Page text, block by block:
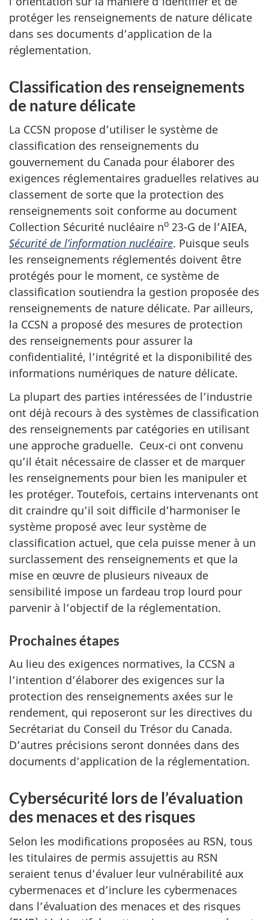
protéger les renseignements de nature délicate
dans ses documents d’application de la
réglementation.
Classification des renseignements
de nature délicate
La CCSN propose d’utiliser le système de
classification des renseignements du
gouvernement du Canada pour élaborer des
exigences réglementaires graduelles relatives au
classement de sorte que la protection des
renseignements soit conforme au document
Collection Sécurité nucléaire no 23-G de l’AIEA,
Sécurité de l’information nucléaire. Puisque seuls
les renseignements réglementés doivent être
protégés pour le moment, ce système de
classification soutiendra la gestion proposée des
renseignements de nature délicate. Par ailleurs,
la CCSN a proposé des mesures de protection
des renseignements pour assurer la
confidentialité, l’intégrité et la disponibilité des
informations numériques de nature délicate.
La plupart des parties intéressées de l’industrie
ont déjà recours à des systèmes de classification
des renseignements par catégories en utilisant
une approche graduelle. Ceux-ci ont convenu
qu’il était nécessaire de classer et de marquer
les renseignements pour bien les manipuler et
les protéger. Toutefois, certains intervenants ont
dit craindre qu’il soit difficile d’harmoniser le
système proposé avec leur système de
classification actuel, que cela puisse mener à un
surclassement des renseignements et que la
mise en œuvre de plusieurs niveaux de
sensibilité impose un fardeau trop lourd pour
parvenir à l’objectif de la réglementation.
Prochaines étapes
Au lieu des exigences normatives, la CCSN a
l’intention d’élaborer des exigences sur la
protection des renseignements axées sur le
rendement, qui reposeront sur les directives du
Secrétariat du Conseil du Trésor du Canada.
D’autres précisions seront données dans des
documents d’application de la réglementation.
Cybersécurité lors de l’évaluation
des menaces et des risques
Selon les modifications proposées au RSN, tous
les titulaires de permis assujettis au RSN
seraient tenus d’évaluer leur vulnérabilité aux
cybermenaces et d’inclure les cybermenaces
dans l’évaluation des menaces et des risques